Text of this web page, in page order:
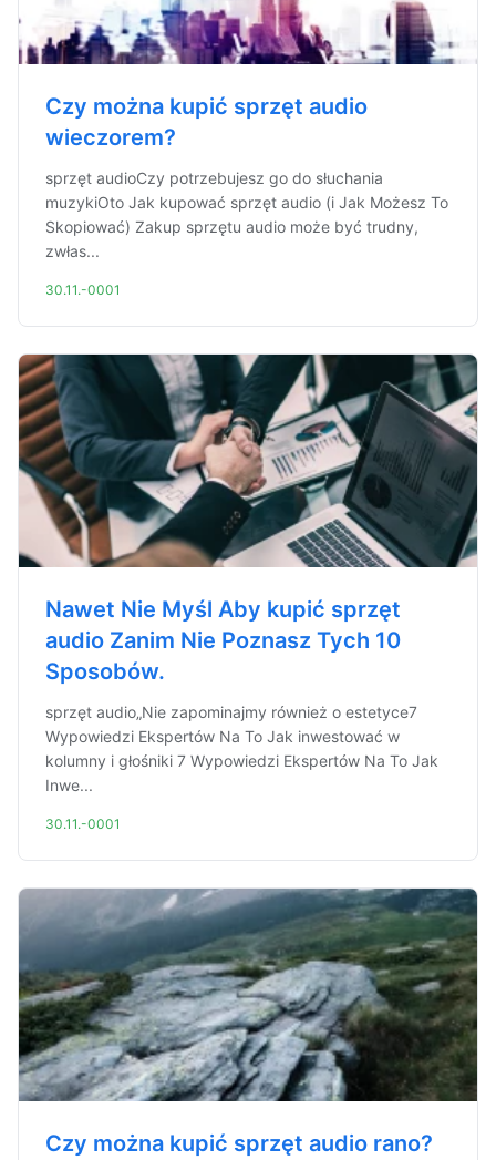
Czy można kupić sprzęt audio
wieczorem?
sprzęt audioCzy potrzebujesz go do słuchania
muzykiOto Jak kupować sprzęt audio (i Jak Możesz To
Skopiować) Zakup sprzętu audio może być trudny,
zwłas...
30.11.-0001
Nawet Nie Myśl Aby kupić sprzęt
audio Zanim Nie Poznasz Tych 10
Sposobów.
sprzęt audio„Nie zapominajmy również o estetyce7
Wypowiedzi Ekspertów Na To Jak inwestować w
kolumny i głośniki 7 Wypowiedzi Ekspertów Na To Jak
Inwe...
30.11.-0001
Czy można kupić sprzęt audio rano?